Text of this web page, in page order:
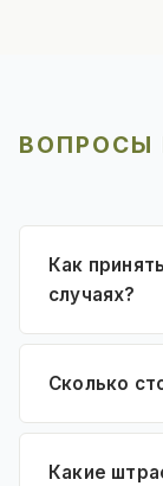
ВОПРОСЫ
Как
случаях?
Сколько
Какие